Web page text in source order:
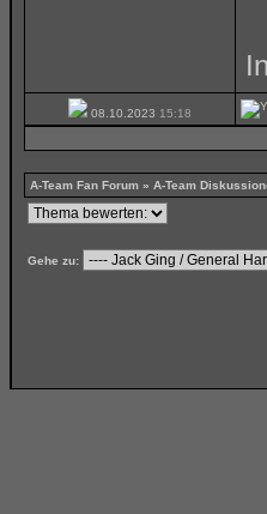
08.10.2023 15:18
A-Team Fan Forum » A-Team
Gehe zu: